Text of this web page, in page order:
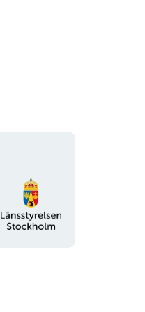
Organisationens
logotyp